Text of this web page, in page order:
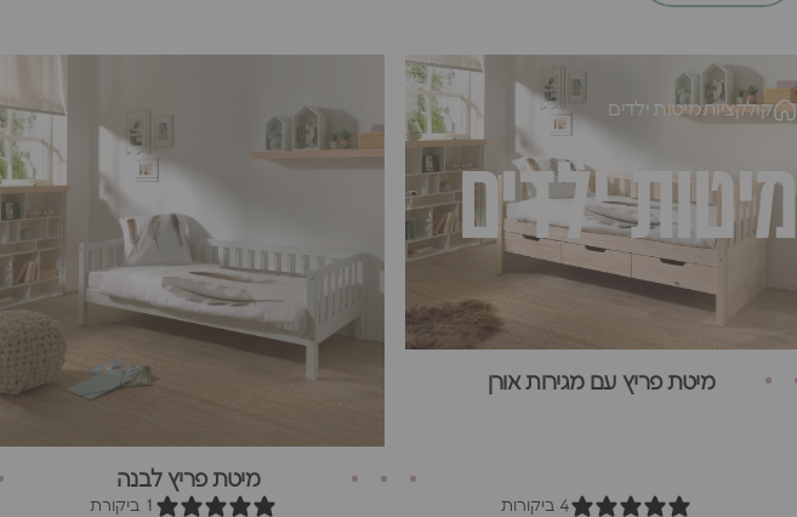
קולקציותמיטות ילדים
מיטותילדים
מיטת פריץ עם מגירות אורן
4 ביקורות
מיטת פריץ לבנה
1 ביקורת